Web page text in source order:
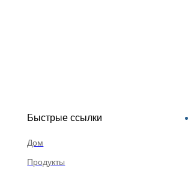
Быстрые ссылки
Дом
Продукты